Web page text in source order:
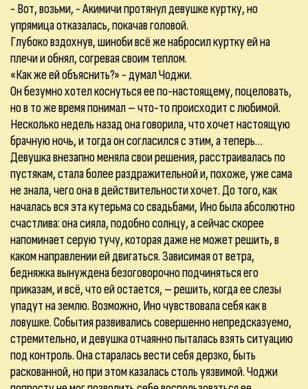
- Вот, возьми, - Акимичи протянул девушке куртку, но
упрямица отказалась, покачав головой.
Глубоко вздохнув, шиноби всё же набросил куртку ей на
плечи и обнял, согревая своим теплом.
«Как же ей объяснить?» - думал Чоджи.
Он безумно хотел коснуться ее по-настоящему, поцеловать,
но в то же время понимал – что-то происходит с любимой.
Несколько недель назад она говорила, что хочет настоящую
брачную ночь, и тогда он согласился с этим, а теперь…
Девушка внезапно меняла свои решения, расстраивалась по
пустякам, стала более раздражительной и, похоже, уже сама
не знала, чего она в действительности хочет. До того, как
началась вся эта кутерьма со свадьбами, Ино была абсолютно
счастлива: она сияла, подобно солнцу, а сейчас скорее
напоминает серую тучу, которая даже не может решить, в
каком направлении ей двигаться. Зависимая от ветра,
бедняжка вынуждена безоговорочно подчиняться его
приказам, и всё, что ей остается, – решить, когда ее слезы
упадут на землю. Возможно, Ино чувствовала себя как в
ловушке. События развивались совершенно непредсказуемо,
стремительно, и девушка отчаянно пыталась взять ситуацию
под контроль. Она старалась вести себя дерзко, быть
раскованной, но при этом казалась столь уязвимой. Чоджи